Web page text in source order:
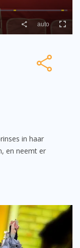
in haar
en neemt er